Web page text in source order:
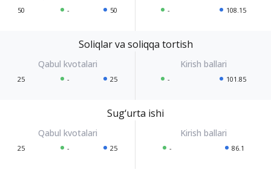
50 - 50 - 108.15
Soliqlar va soliqqa tortish
25 - 25 - 101.85
Sug‘urta ishi
25 - 25 - 86.1